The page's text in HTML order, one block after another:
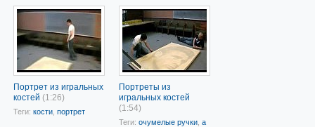
Портрет из игральных
костей (1:26)
Теги: кости портрет
Портреты из
игральных костей
(1:54)
Теги: очумелые ручки а